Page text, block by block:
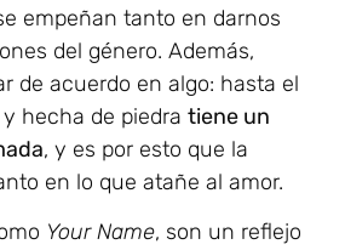
empeñan tanto en darnos
del género. Además,
de acuerdo en algo: hasta el
hecha de piedra tiene un
, y es por esto que la
en lo que atañe al amor.
Your Name, son un reflejo